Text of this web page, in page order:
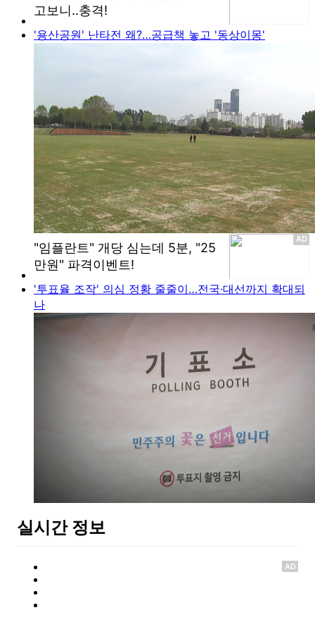
'용산공원' 난타전 왜?…공급책 놓고 '동상이몽'
'투표율 조작' 의심 정황 줄줄이…전국·대선까지 확대되
나
실시간 정보
AD